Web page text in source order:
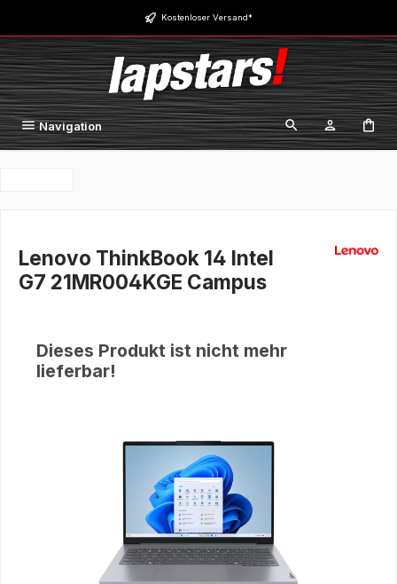
Zum Hauptinhalt springen Kostenloser Versand*
Navigation
Lenovo ThinkBook 14 Intel
G7 21MR004KGE Campus
Dieses Produkt ist nicht mehr
lieferbar!